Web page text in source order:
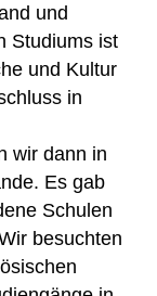
und
Studiums ist
und Kultur
in
wir dann in
Es gab
Schulen
besuchten